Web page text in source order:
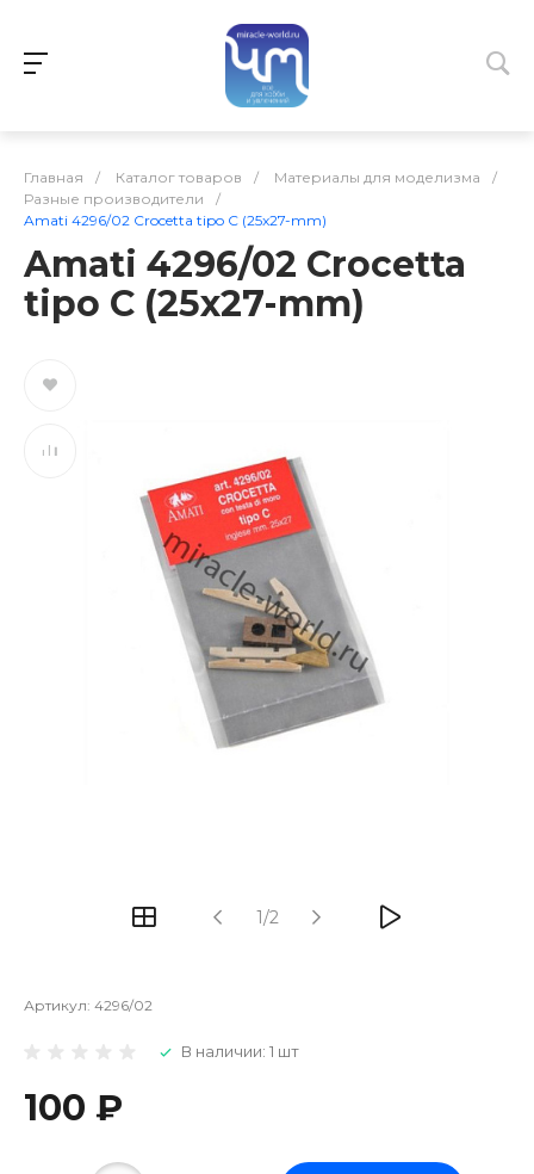
Главная / Каталог товаров / Материалы для моделизма
/
Разные производители
/
Amati 4296/02 Crocetta tipo C (25x27-mm)
Amati 4296/02 Crocetta
tipo C (25x27-mm)
1/2
Артикул: 4296/02
В наличии: 1 шт
100 ₽